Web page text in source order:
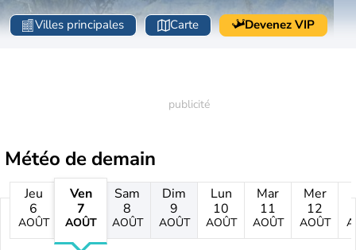
Villes principales Carte Devenez VIP
Météo de demain
Jeu
6
AOÛT
Ven
7
AOÛT
Sam
8
AOÛT
Dim
9
AOÛT
Lun
10
AOÛT
Mar
11
AOÛT
Mer
12
AOÛT